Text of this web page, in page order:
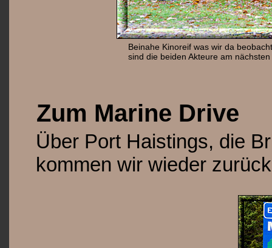
Beinahe Kinoreif was wir da
sind die beiden Akteure am
Zum Marine Drive
Über Port Haistings, die
kommen wir wieder